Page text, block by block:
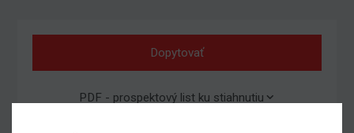
Dopytovať
PDF - prospektový list ku stiahnutiu